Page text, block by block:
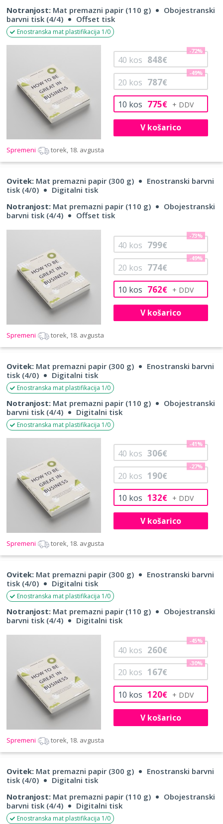
Notranjost: Mat premazni papir (110 g)
Obojestranski
barvni tisk (4/4)
Offset tisk
Enostranska mat plastifikacija 1/0
10 kos 775€
20 kos 787€
-49%
40 kos 848€
-72%
V košarico
Spremeni torek, 18. avgusta
Ovitek: Mat premazni papir (300 g)
Enostranski barvni
tisk (4/0)
Digitalni tisk
Notranjost: Mat premazni papir (110 g)
Obojestranski
barvni tisk (4/4)
Offset tisk
10 kos 762€
20 kos 774€
-49%
40 kos 799€
-73%
V košarico
Spremeni torek, 18. avgusta
Ovitek: Mat premazni papir (300 g)
Enostranski barvni
tisk (4/0)
Digitalni tisk
Enostranska mat plastifikacija 1/0
Notranjost: Mat premazni papir (110 g)
Obojestranski
barvni tisk (4/4)
Digitalni tisk
Enostranska mat plastifikacija 1/0
10 kos 132€
20 kos 190€
-27%
40 kos 306€
-41%
V košarico
Spremeni torek, 18. avgusta
Ovitek: Mat premazni papir (300 g)
Enostranski barvni
tisk (4/0)
Digitalni tisk
Enostranska mat plastifikacija 1/0
Notranjost: Mat premazni papir (110 g)
Obojestranski
barvni tisk (4/4)
Digitalni tisk
10 kos 120€
20 kos 167€
-30%
40 kos 260€
-45%
V košarico
Spremeni torek, 18. avgusta
Ovitek: Mat premazni papir (300 g)
Enostranski barvni
tisk (4/0)
Digitalni tisk
Notranjost: Mat premazni papir (110 g)
Obojestranski
barvni tisk (4/4)
Digitalni tisk
Enostranska mat plastifikacija 1/0